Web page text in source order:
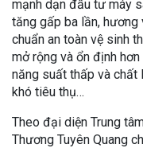
mạnh dạn đầu tư máy
tăng gấp ba lần, hương
chuẩn an toàn vệ sinh
mở rộng và ổn định
năng suất thấp và chất
khó tiêu thụ…
Theo đại diện Trung
Thương Tuyên Quang